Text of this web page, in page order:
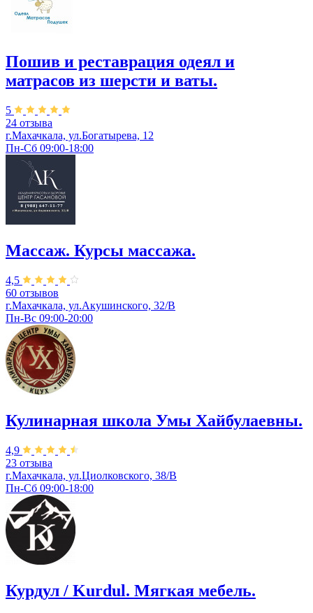
Пошив и реставрация одеял и
матрасов из шерсти и ваты.
5
24 отзыва
г.Махачкала, ул.Богатырева, 12
Пн-Сб 09:00-18:00
Массаж. Курсы массажа.
4,5
60 отзывов
г.Махачкала, ул.Акушинского, 32/В
Пн-Вс 09:00-20:00
Кулинарная школа Умы Хайбулаевны.
4,9
23 отзыва
г.Махачкала, ул.Циолковского, 38/В
Пн-Сб 09:00-18:00
Курдул / Kurdul. Мягкая мебель.